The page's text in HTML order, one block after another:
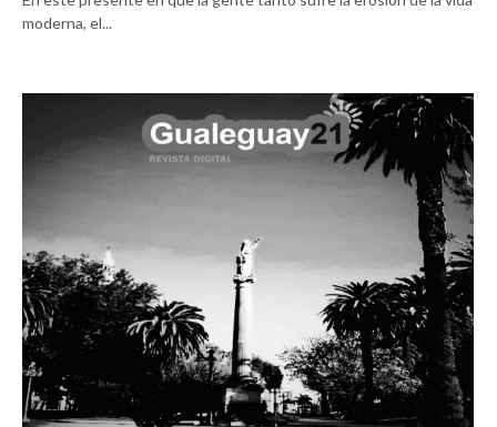
moderna, el...